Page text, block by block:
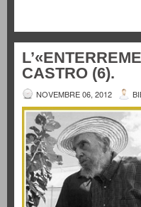
CASTRO (6).
NOVEMBRE 06, 2012